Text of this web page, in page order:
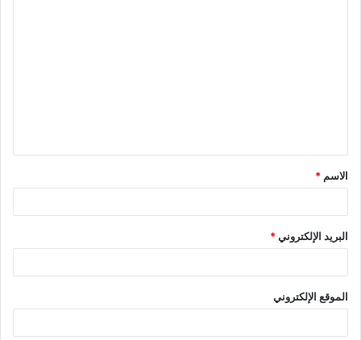
ق
*
الاسم *
البريد الإلكتروني*
الموقع الإلكتروني